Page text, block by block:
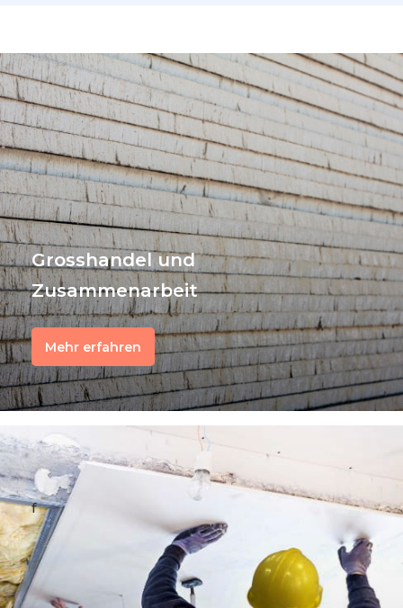
Grosshandel und
Zusammenarbeit
Mehr erfahren
f